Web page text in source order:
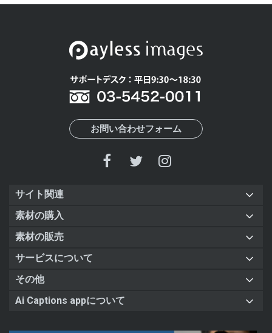
お問い合わせフォーム
サイト関連
素材の購入
素材の販売
サービスについて
その他
Ai Captions appについて